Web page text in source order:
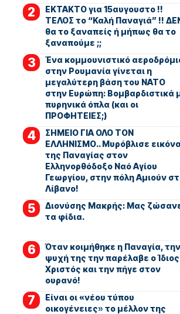
ΕΚΤΑΚΤΟ για 15αυγουστο !!
ΤΕΛΟΣ το “Καλή Παναγιά” !!
θα το ξαναπείς ή μήπως θα το
ξαναπούμε ;;
Ένα κομμουνιστικό
στην Ρουμανία γίνεται η
μεγαλύτερη βάση του ΝΑΤΟ
στην Ευρώπη: Βομβαρδιστικά
πυρηνικά όπλα (και οι
ΠΡΟΦΗΤΕΙΕΣ;)
ΣΗΜΕΙΟ ΓΙΑ ΟΛΟ ΤΟΝ
ΕΛΛΗΝΙΣΜΟ.. Μυρόβλισε εικόνα
της Παναγίας στον
Ελληνορθόδοξο Ναό Αγίου
Γεωργίου, στην πόλη Αμιούν
Λίβανο!
Διονύσης Μακρής: Μας
τα φίδια.
Όταν κοιμήθηκε η Παναγία, την
ψυχή της την παρέλαβε ο
Χριστός και την πήγε στον
ουρανό!
Είναι οι «νέου τύπου
οικογένειες» το μέλλον της